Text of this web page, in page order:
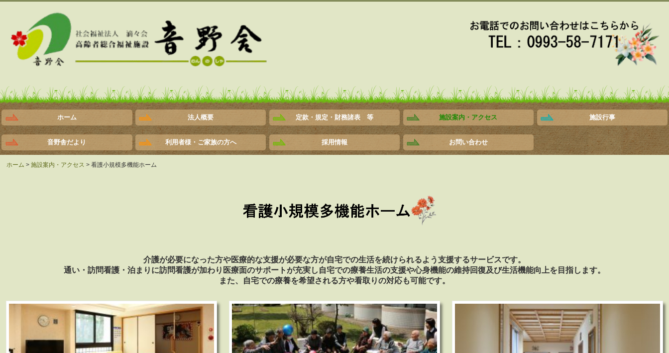
ホーム 法人概要 定款・規定・財務諸表 等 施設案内・アクセス
特別養護老人ホーム
ショートステイ
ケアハウス
ケアプランセンター
デイサービスセンター
ヘルパーステーション
グループホーム
看護小規模多機能ホーム
施設行事
特別養護老人ホーム
ショートステイ
ケアハウス
ケアプランセンター
デイサービスセンター
ヘルパーステーション
グループホーム
看護小規模多機能ホーム
音野舎だより 利用者様・ご家族の方へ 採用情報 お問い合わせ
ホーム 施設案内・アクセス 看護小規模多機能ホーム
介護が必要になった方や医療的な支援が必要な方が自宅での生活を続けられるよう支援するサービスです。
通い・訪問看護・泊まりに訪問看護が加わり医療面のサポートが充実し自宅での療養生活の支援や心身機能の維持回復及び生活機能向上を目指します。
また、自宅での療養を希望される方や看取りの対応も可能です。